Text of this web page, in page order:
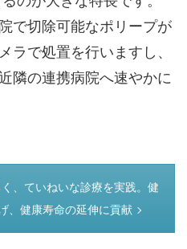
で切除可能なポリープが
ラで処置を行いますし、
隣の連携病院へ速やかに
、ていねいな診療を実践。健
、健康寿命の延伸に貢献